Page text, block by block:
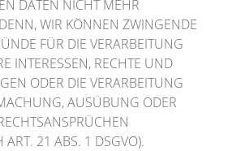
DATEN NICHT MEHR
WIR KÖNNEN ZWINGENDE
FÜR DIE VERARBEITUNG
INTERESSEN, RECHTE UND
ODER DIE VERARBEITUNG
AUSÜBUNG ODER
ART. 21 ABS. 1 DSGVO).